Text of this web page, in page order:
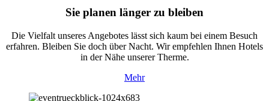
Sie planen länger zu bleiben
Die Vielfalt unseres Angebotes lässt sich kaum bei einem Besuch
erfahren. Bleiben Sie doch über Nacht. Wir empfehlen Ihnen Hotels
in der Nähe unserer Therme.
Mehr